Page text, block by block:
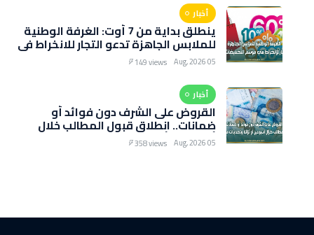
أخبار
ينطلق بداية من 7 أوت: الغرفة الوطنية
للملابس الجاهزة تدعو التجار للانخراط في
موسم التخفيضات الصيفية
05 Aug, 2026
149 views
أخبار
القروض على الشرف دون فوائد أو
ضمانات.. انطلاق قبول المطالب خلال
أسبوعين أو ثلاثة وتحذيرات من رسوم
خفيّة
05 Aug, 2026
358 views